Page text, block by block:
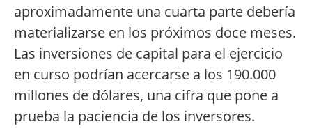
aproximadamente una cuarta parte debería
materializarse en los próximos doce meses.
Las inversiones de capital para el ejercicio
en curso podrían acercarse a los 190.000
millones de dólares, una cifra que pone a
prueba la paciencia de los inversores.